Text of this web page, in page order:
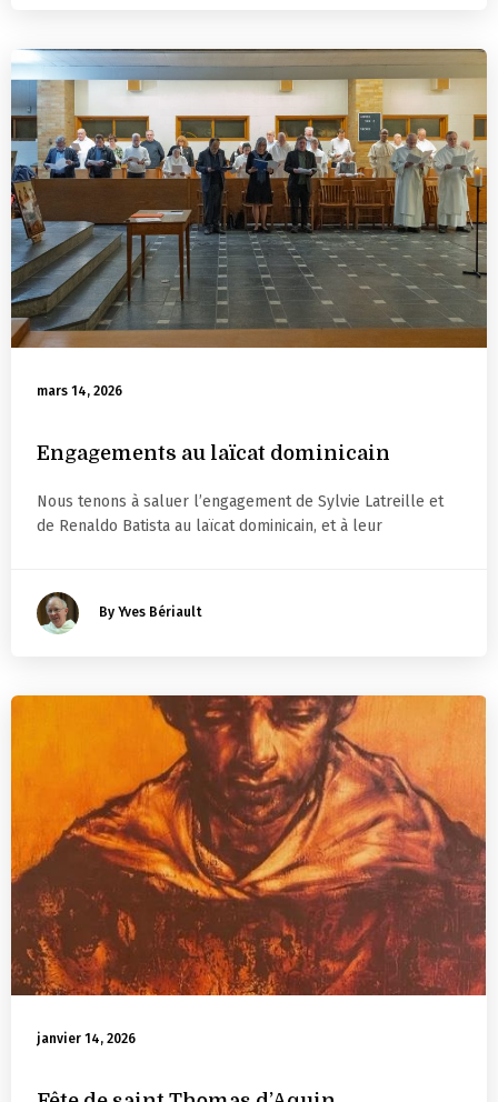
mars 14, 2026
Engagements au laïcat dominicain
Nous tenons à saluer l’engagement de Sylvie Latreille et
de Renaldo Batista au laïcat dominicain, et à leur
By Yves Bériault
janvier 14, 2026